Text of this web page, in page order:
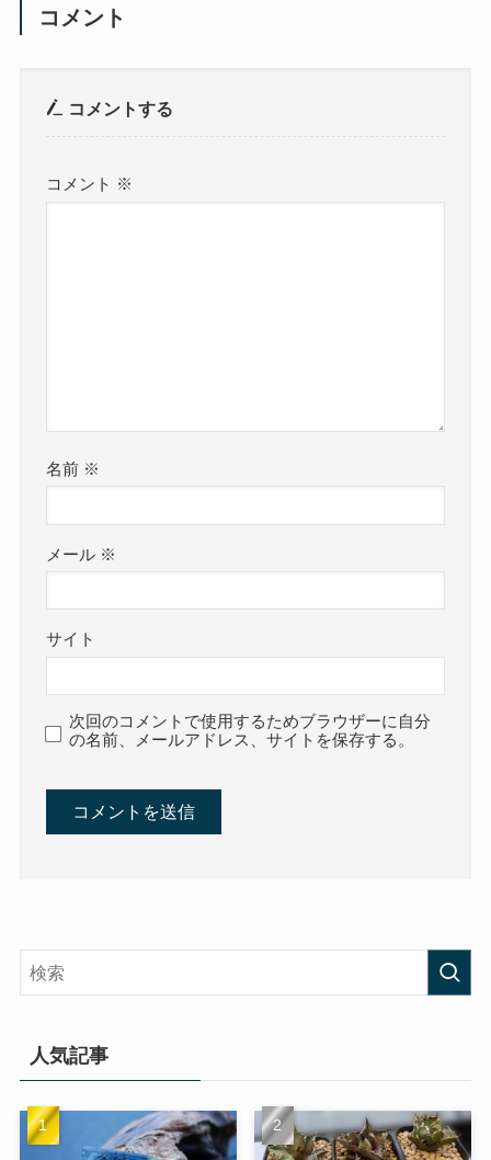
コメント
コメントする
コメント ※
名前 ※
メール ※
サイト
次回のコメントで使用するためブラウザーに自分
の名前、メールアドレス、サイトを保存する。
人気記事